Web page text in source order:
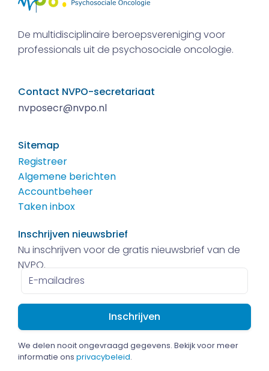
De multidisciplinaire beroepsvereniging voor
professionals uit de psychosociale oncologie.
Contact NVPO-secretariaat
nvposecr@nvpo.nl
Sitemap
Registreer
Algemene berichten
Accountbeheer
Taken inbox
Inschrijven nieuwsbrief
Nu inschrijven voor de gratis nieuwsbrief van de
NVPO.
E-
mailadres
We delen nooit ongevraagd gegevens. Bekijk voor meer
informatie ons privacybeleid.